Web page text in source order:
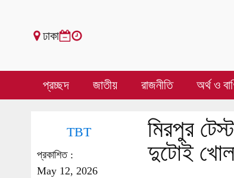
ঢাকা
প্রচ্ছদ জাতীয় রাজনীতি অর্থ ও
TBT
প্রকাশিত :
May 12, 2026
মিরপুর
দুটোই